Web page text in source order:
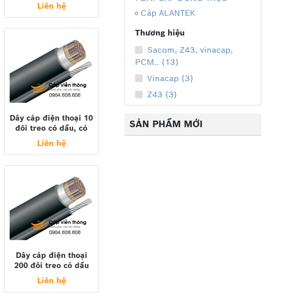
Golden Link |Vinacap Commscope|
- PMC- VTC) - cuộn
500m
Liên hệ
Dây cáp điện thoại 10
đôi treo có dầu, có
dây chịu lực 10x2x0,5
( Sacom, Z43,
vinacap, PCM..)
Liên hệ
Dây cáp điện thoại
200 đôi treo có dầu
200x2x0,5 ( Sacom,
Z43, vinacap, PCM..)
Liên hệ
Cáp ALANTEK
Thương hiệu
Sacom, Z43, vinacap,
PCM.. (13)
Vinacap (3)
Z43 (3)
SẢN PHẨM MỚI